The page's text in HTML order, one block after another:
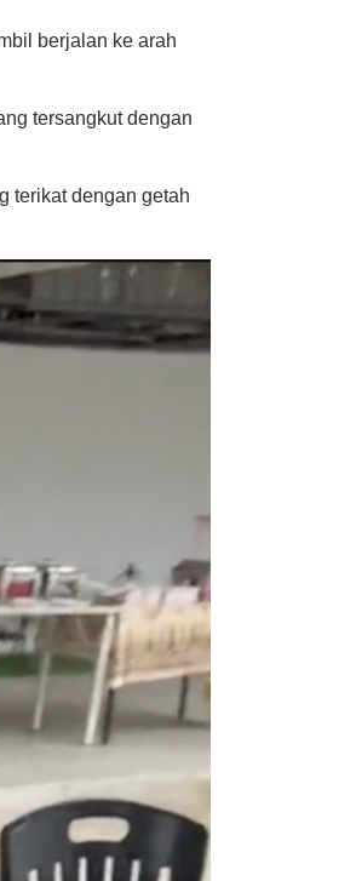
berjalan ke arah
tersangkut dengan
terikat dengan getah